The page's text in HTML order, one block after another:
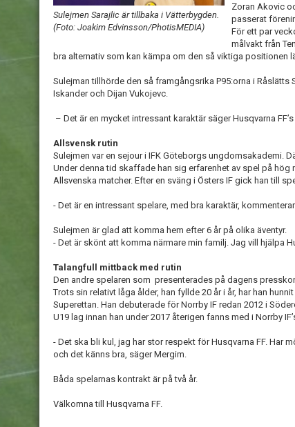
Sulejmen Sarajlic är tillbaka i Vätterbygden.
(Foto: Joakim Edvinsson/PhotisMEDIA)
Zoran Akovic
passerat
För ett par
målvakt från
bra alternativ som kan kämpa om den så viktiga positionen
Sulejman tillhörde den så framgångsrika P95:orna i Råslätts
Iskander och Dijan Vukojevc.
– Det är en mycket intressant karaktär säger Husqvarna
Allsvensk rutin
Sulejmen var en sejour i IFK Göteborgs ungdomsakademi.
Under denna tid skaffade han sig erfarenhet av spel på hög
Allsvenska matcher. Efter en sväng i Östers IF gick han till
- Det är en intressant spelare, med bra karaktär,
Sulejmen är glad att komma hem efter 6 år på olika äventyr.
- Det är skönt att komma närmare min familj. Jag vill hjälpa
Talangfull mittback med rutin
Den andre spelaren som presenterades på dagens
Trots sin relativt låga ålder, han fyllde 20 år i år, har han
Superettan. Han debuterade för Norrby IF redan 2012 i
U19 lag innan han under 2017 återigen fanns med i Norrby
- Det ska bli kul, jag har stor respekt för Husqvarna FF. Har
och det känns bra, säger Mergim.
Båda spelarnas kontrakt är på två år.
Välkomna till Husqvarna FF.